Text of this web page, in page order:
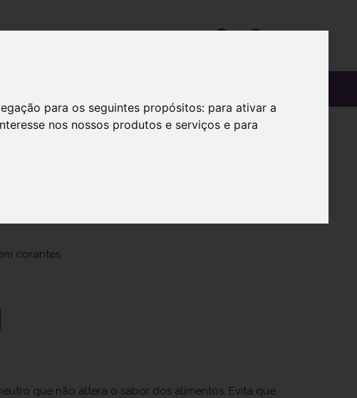
para os seguintes propósitos: para ativar a
nos nossos produtos e serviços e para
corantes.
que não altera o sabor dos alimentos. Evita que